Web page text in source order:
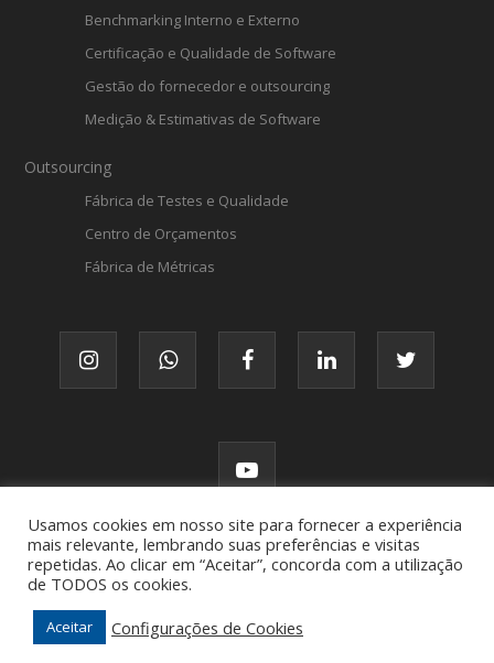
Benchmarking Interno e Externo
Certificação e Qualidade de Software
Gestão do fornecedor e outsourcing
Medição & Estimativas de Software
Outsourcing
Fábrica de Testes e Qualidade
Centro de Orçamentos
Fábrica de Métricas
© FATTO, todos os direitos reservados.
Usamos cookies em nosso site para fornecer a experiência
mais relevante, lembrando suas preferências e visitas
repetidas. Ao clicar em “Aceitar”, concorda com a utilização
de TODOS os cookies.
Aceitar Configurações de Cookies